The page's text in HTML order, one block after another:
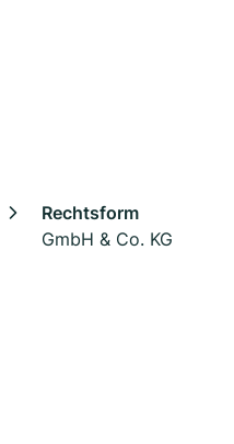
Rechtsform
GmbH & Co. KG